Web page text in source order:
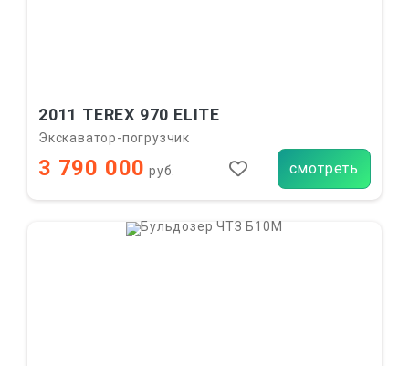
2011 TEREX 970 ELITE
Экскаватор-погрузчик
3 790 000 руб. смотреть